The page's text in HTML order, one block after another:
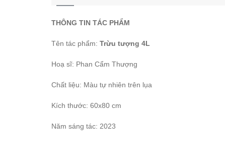
THÔNG TIN TÁC PHẨM
Tên tác phẩm: Trừu tượng 4L
Hoạ sĩ: Phan Cẩm Thượng
Chất liệu: Màu tự nhiên trên lụa
Kích thước: 60x80 cm
Năm sáng tác: 2023